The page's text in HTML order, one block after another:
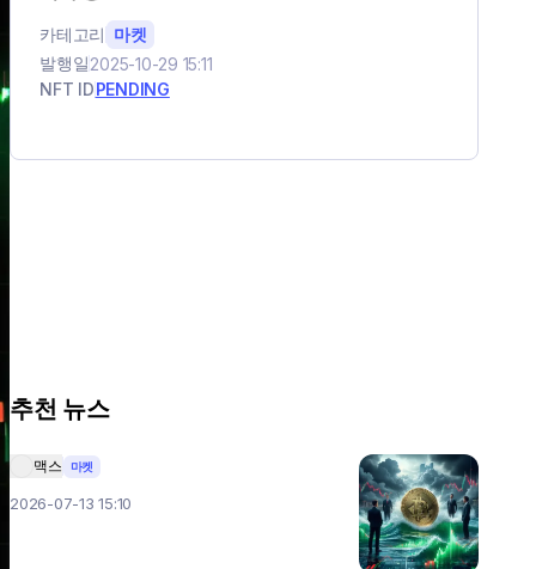
카테고리 마켓
발행일2025-10-29 15:11
NFT IDPENDING
추천 뉴스
맥스 마켓
2026-07-13 15:10